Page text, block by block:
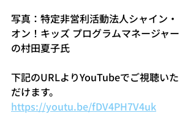
写真：特定非営利活動法人シャイン・
オン！キッズ プログラムマネージャー
の村田夏子氏
下記のURLよりYouTubeでご視聴いた
だけます。
https://youtu.be/fDV4PH7V4uk